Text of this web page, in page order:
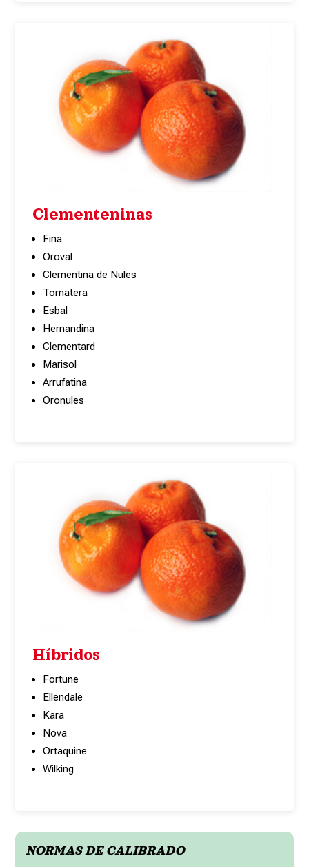
Clementeninas
Fina
Oroval
Clementina de Nules
Tomatera
Esbal
Hernandina
Clementard
Marisol
Arrufatina
Oronules
Híbridos
Fortune
Ellendale
Kara
Nova
Ortaquine
Wilking
NORMAS DE CALIBRADO